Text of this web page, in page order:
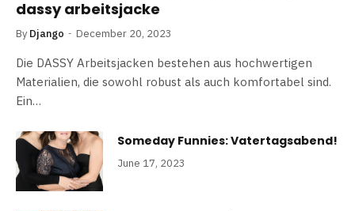
dassy arbeitsjacke
By Django December 20, 2023
Die DASSY Arbeitsjacken bestehen aus hochwertigen
Materialien, die sowohl robust als auch komfortabel sind.
Ein…
Someday Funnies: Vatertagsabend!
June 17, 2023